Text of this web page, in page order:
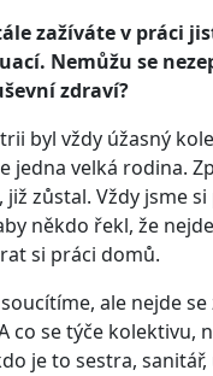
zažíváte v práci
Nemůžu se
zdraví?
byl vždy úžasný
jedna velká rodina.
zůstal. Vždy jsme
někdo řekl, že
si práci domů.
ale nejde
co se týče kolektivu,
je to sestra, sanitář,